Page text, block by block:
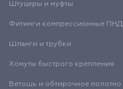
Штуцеры и муфты
Фитинги компрессионные ПНД
Шланги и трубки
Хомуты быстрого крепления
Ветошь и обтирочное полотно